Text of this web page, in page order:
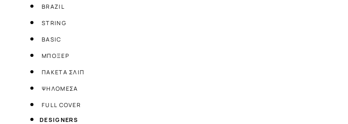
BRAZIL
STRING
BASIC
ΜΠΟΞΕΡ
ΠΑΚΕΤΑ ΣΛΙΠ
ΨΗΛΟΜΕΣΑ
FULL COVER
DESIGNERS